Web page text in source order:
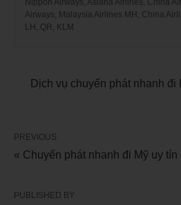
Nippon Airways, Asiana Airlines, China
Airways, Malaysia Airlines MH, China
LH, QR, KLM
Dịch vụ chuyển phát nhanh
PREVIOUS
« Chuyển phát nhanh đi Mỹ uy tín
PUBLISHED BY